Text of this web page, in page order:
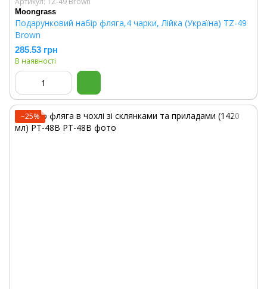
Moongrass
Подарунковий набір фляга,4 чарки, Лійка (Україна) TZ-49
Brown
285.53 грн
В наявності
−25%